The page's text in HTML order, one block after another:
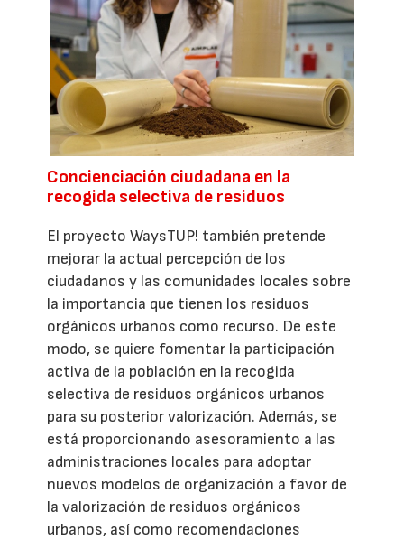
Concienciación ciudadana en la
recogida selectiva de residuos
El proyecto WaysTUP! también pretende
mejorar la actual percepción de los
ciudadanos y las comunidades locales sobre
la importancia que tienen los residuos
orgánicos urbanos como recurso. De este
modo, se quiere fomentar la participación
activa de la población en la recogida
selectiva de residuos orgánicos urbanos
para su posterior valorización. Además, se
está proporcionando asesoramiento a las
administraciones locales para adoptar
nuevos modelos de organización a favor de
la valorización de residuos orgánicos
urbanos, así como recomendaciones